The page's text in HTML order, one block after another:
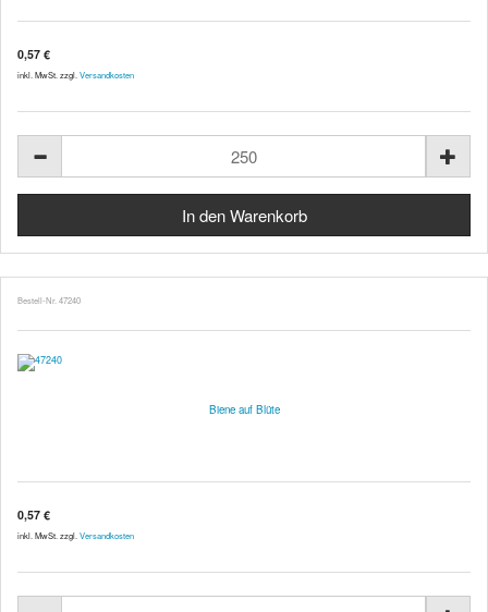
0,57 €
inkl. MwSt. zzgl. Versandkosten
Bestell-Nr. 47240
Biene auf Blüte
0,57 €
inkl. MwSt. zzgl. Versandkosten